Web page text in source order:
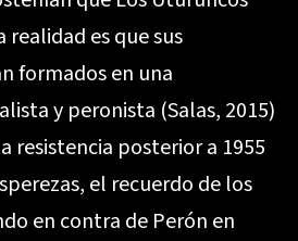
es que sus
formados en una
y peronista (Salas, 2015)
resistencia posterior a 1955
el recuerdo de los
en contra de Perón en